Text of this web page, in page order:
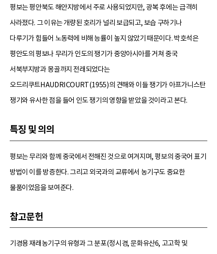
평보는 평안북도 해안지방에서 주로 사용되었지만, 광복 후에는 급격히
사라졌다. 그 이유는 개량된 호리가 널리 보급되고, 보습 구하기나
다루기가 힘들어 노동력에 비해 능률이 높지 않았기 때문이다. 박호석은
평안도의 평보나 무리가 인도의 쟁기가 중앙아시아를 거쳐 중국
서북부지방과 몽골까지 전래되었다는
오드리쿠트HAUDRICOURT(1955)의 견해와 이들 쟁기가 아프가니스탄
쟁기와 유사한 점을 들어 인도 쟁기의 영향을 받았을 것이라고 본다.
특징 및 의의
평보는 무리와 함께 중국에서 전해진 것으로 여겨지며, 평보의 중국어 표기
방법이 이를 방증한다. 그리고 외국과의 교류에서 농기구도 중요한
물품이었음을 보여준다.
참고문헌
기경용 재래농기구의 유형과 그 분포(정시경, 문화유산6, 고고학 및